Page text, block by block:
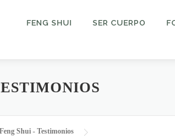
FENG SHUI SER CUERPO
Feng Shui - Testimonios